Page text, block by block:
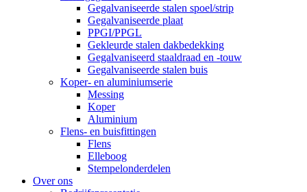
Gegalvaniseerde stalen spoel/strip
Gegalvaniseerde plaat
PPGI/PPGL
Gekleurde stalen dakbedekking
Gegalvaniseerd staaldraad en -touw
Gegalvaniseerde stalen buis
Koper- en aluminiumserie
Messing
Koper
Aluminium
Flens- en buisfittingen
Flens
Elleboog
Stempelonderdelen
Over ons